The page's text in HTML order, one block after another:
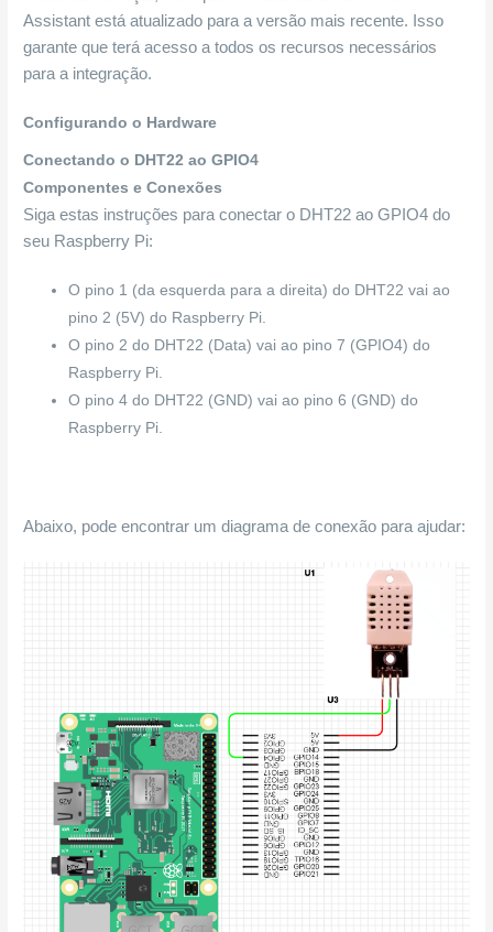
Assistant está atualizado para a versão mais recente. Isso
garante que terá acesso a todos os recursos necessários
para a integração.
Configurando o Hardware
Conectando o DHT22 ao GPIO4
Componentes e Conexões
Siga estas instruções para conectar o DHT22 ao GPIO4 do
seu Raspberry Pi:
O pino 1 (da esquerda para a direita) do DHT22 vai ao
pino 2 (5V) do Raspberry Pi.
O pino 2 do DHT22 (Data) vai ao pino 7 (GPIO4) do
Raspberry Pi.
O pino 4 do DHT22 (GND) vai ao pino 6 (GND) do
Raspberry Pi.
Abaixo, pode encontrar um diagrama de conexão para ajudar: